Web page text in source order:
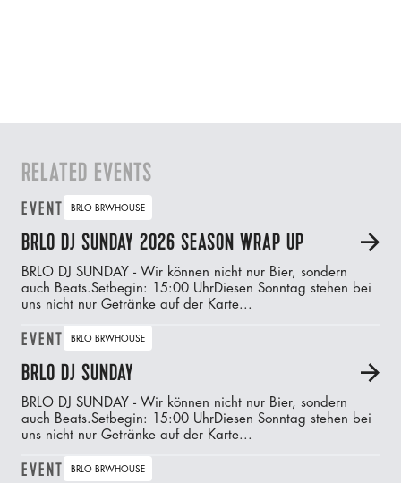
RELATED EVENTS
EVENT BRLO BRWHOUSE
BRLO DJ SUNDAY 2026 SEASON WRAP UP A
BRLO DJ SUNDAY - Wir können nicht nur Bier, sondern
auch Beats.‍Setbegin: 15:00 UhrDiesen Sonntag stehen bei
uns nicht nur Getränke auf der Karte...
EVENT BRLO BRWHOUSE
BRLO DJ SUNDAY A
BRLO DJ SUNDAY - Wir können nicht nur Bier, sondern
auch Beats.‍Setbegin: 15:00 UhrDiesen Sonntag stehen bei
uns nicht nur Getränke auf der Karte...
EVENT BRLO BRWHOUSE